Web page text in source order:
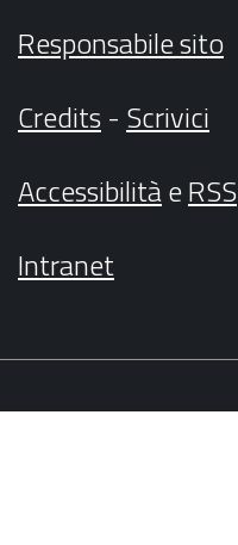
Responsabile sito
Credits- Scrivici
AccessibilitàeRSS
Intranet